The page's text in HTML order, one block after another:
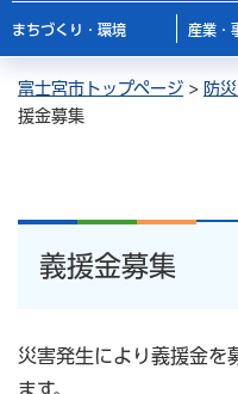
まちづくり・環境 産業・
富士宮市トップページ > 防
援金募集
義援金募集
災害発生により義援金を
ます。